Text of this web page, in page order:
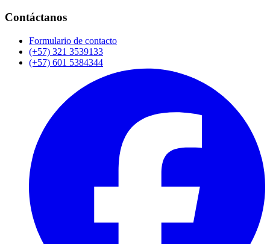
Contáctanos
Formulario de contacto
(+57) 321 3539133
(+57) 601 5384344